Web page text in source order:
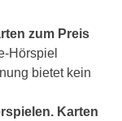
zum Preis
Hörspiel
bietet kein
Karten